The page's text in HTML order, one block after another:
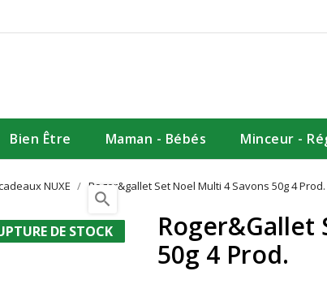
Bien Être Maman - Bébés Minceur -
NUXE Roger&gallet Set Noel Multi 4 Savons 50g 4 Prod.
-20%
DE STOCK
search
Roger&gallet
50g 4 Prod.